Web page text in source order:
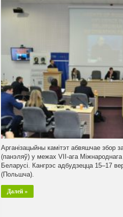
Арганізацыйны камітэт абвяшчае збор
(панэляў) у межах VII-ага
Беларусі. Кангрэс адбудзецца 15–17
(Польшча).
Далей »